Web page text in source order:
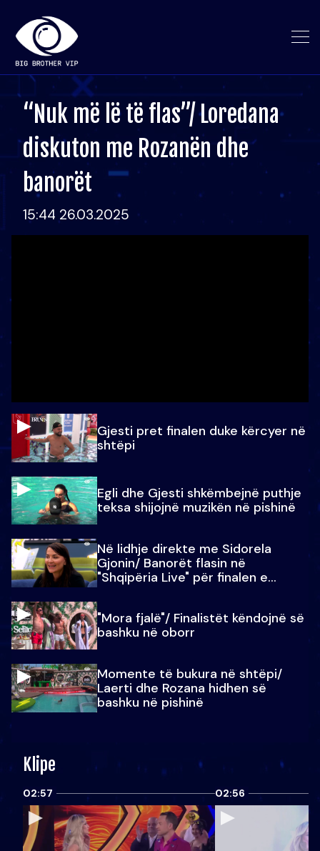
“Nuk më lë të flas”/ Loredana
diskuton me Rozanën dhe
banorët
15:44 26.03.2025
Gjesti pret finalen duke kërcyer në
shtëpi
Egli dhe Gjesti shkëmbejnë puthje
teksa shijojnë muzikën në pishinë
Në lidhje direkte me Sidorela
Gjonin/ Banorët flasin në
"Shqipëria Live" për finalen e
"Mora fjalë"/ Finalistët këndojnë së
bashku në oborr
Momente të bukura në shtëpi/
Laerti dhe Rozana hidhen së
bashku në pishinë
Klipe
02:57 02:56